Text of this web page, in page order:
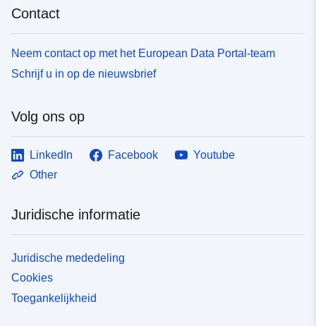
Contact
Neem contact op met het European Data Portal-team
Schrijf u in op de nieuwsbrief
Volg ons op
LinkedIn Facebook
Youtube
Other
Juridische informatie
Juridische mededeling
Cookies
Toegankelijkheid